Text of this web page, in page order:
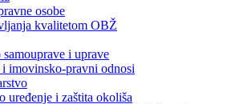
osobe
kvalitetom OBŽ
i uprave
imovinsko-pravni odnosi
uređenje i zaštita okoliša